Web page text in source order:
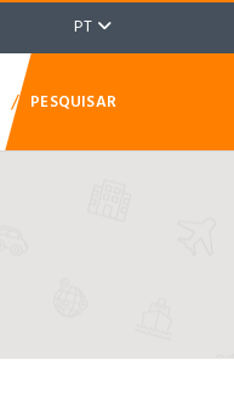
PT
/ PESQUISAR